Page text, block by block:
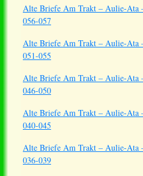
Alte Briefe Am Trakt – Aulie-Ata
056-057
Alte Briefe Am Trakt – Aulie-Ata
051-055
Alte Briefe Am Trakt – Aulie-Ata
046-050
Alte Briefe Am Trakt – Aulie-Ata
040-045
Alte Briefe Am Trakt – Aulie-Ata
036-039